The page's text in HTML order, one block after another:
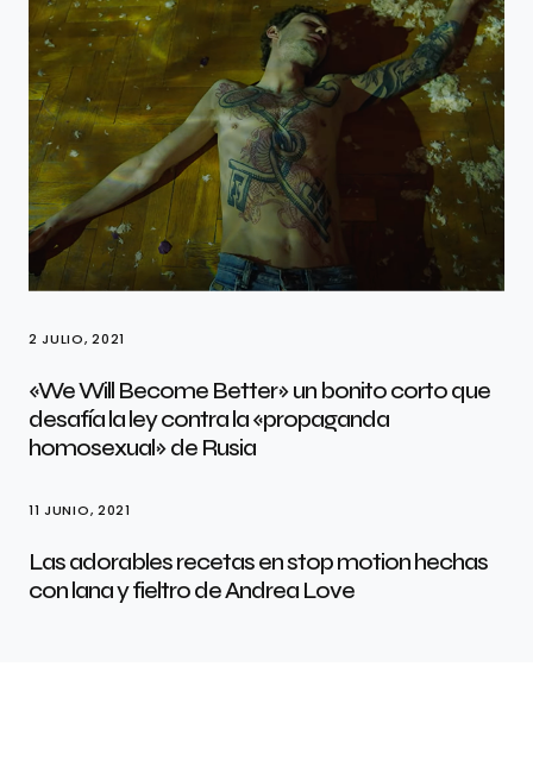
2 JULIO, 2021
«We Will Become Better» un bonito corto que
desafía la ley contra la «propaganda
homosexual» de Rusia
11 JUNIO, 2021
Las adorables recetas en stop motion hechas
con lana y fieltro de Andrea Love